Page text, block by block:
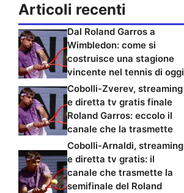
Articoli recenti
Dal Roland Garros a
Wimbledon: come si
costruisce una stagione
vincente nel tennis di oggi
Cobolli-Zverev, streaming
e diretta tv gratis finale
Roland Garros: eccolo il
canale che la trasmette
Cobolli-Arnaldi, streaming
e diretta tv gratis: il
canale che trasmette la
semifinale del Roland